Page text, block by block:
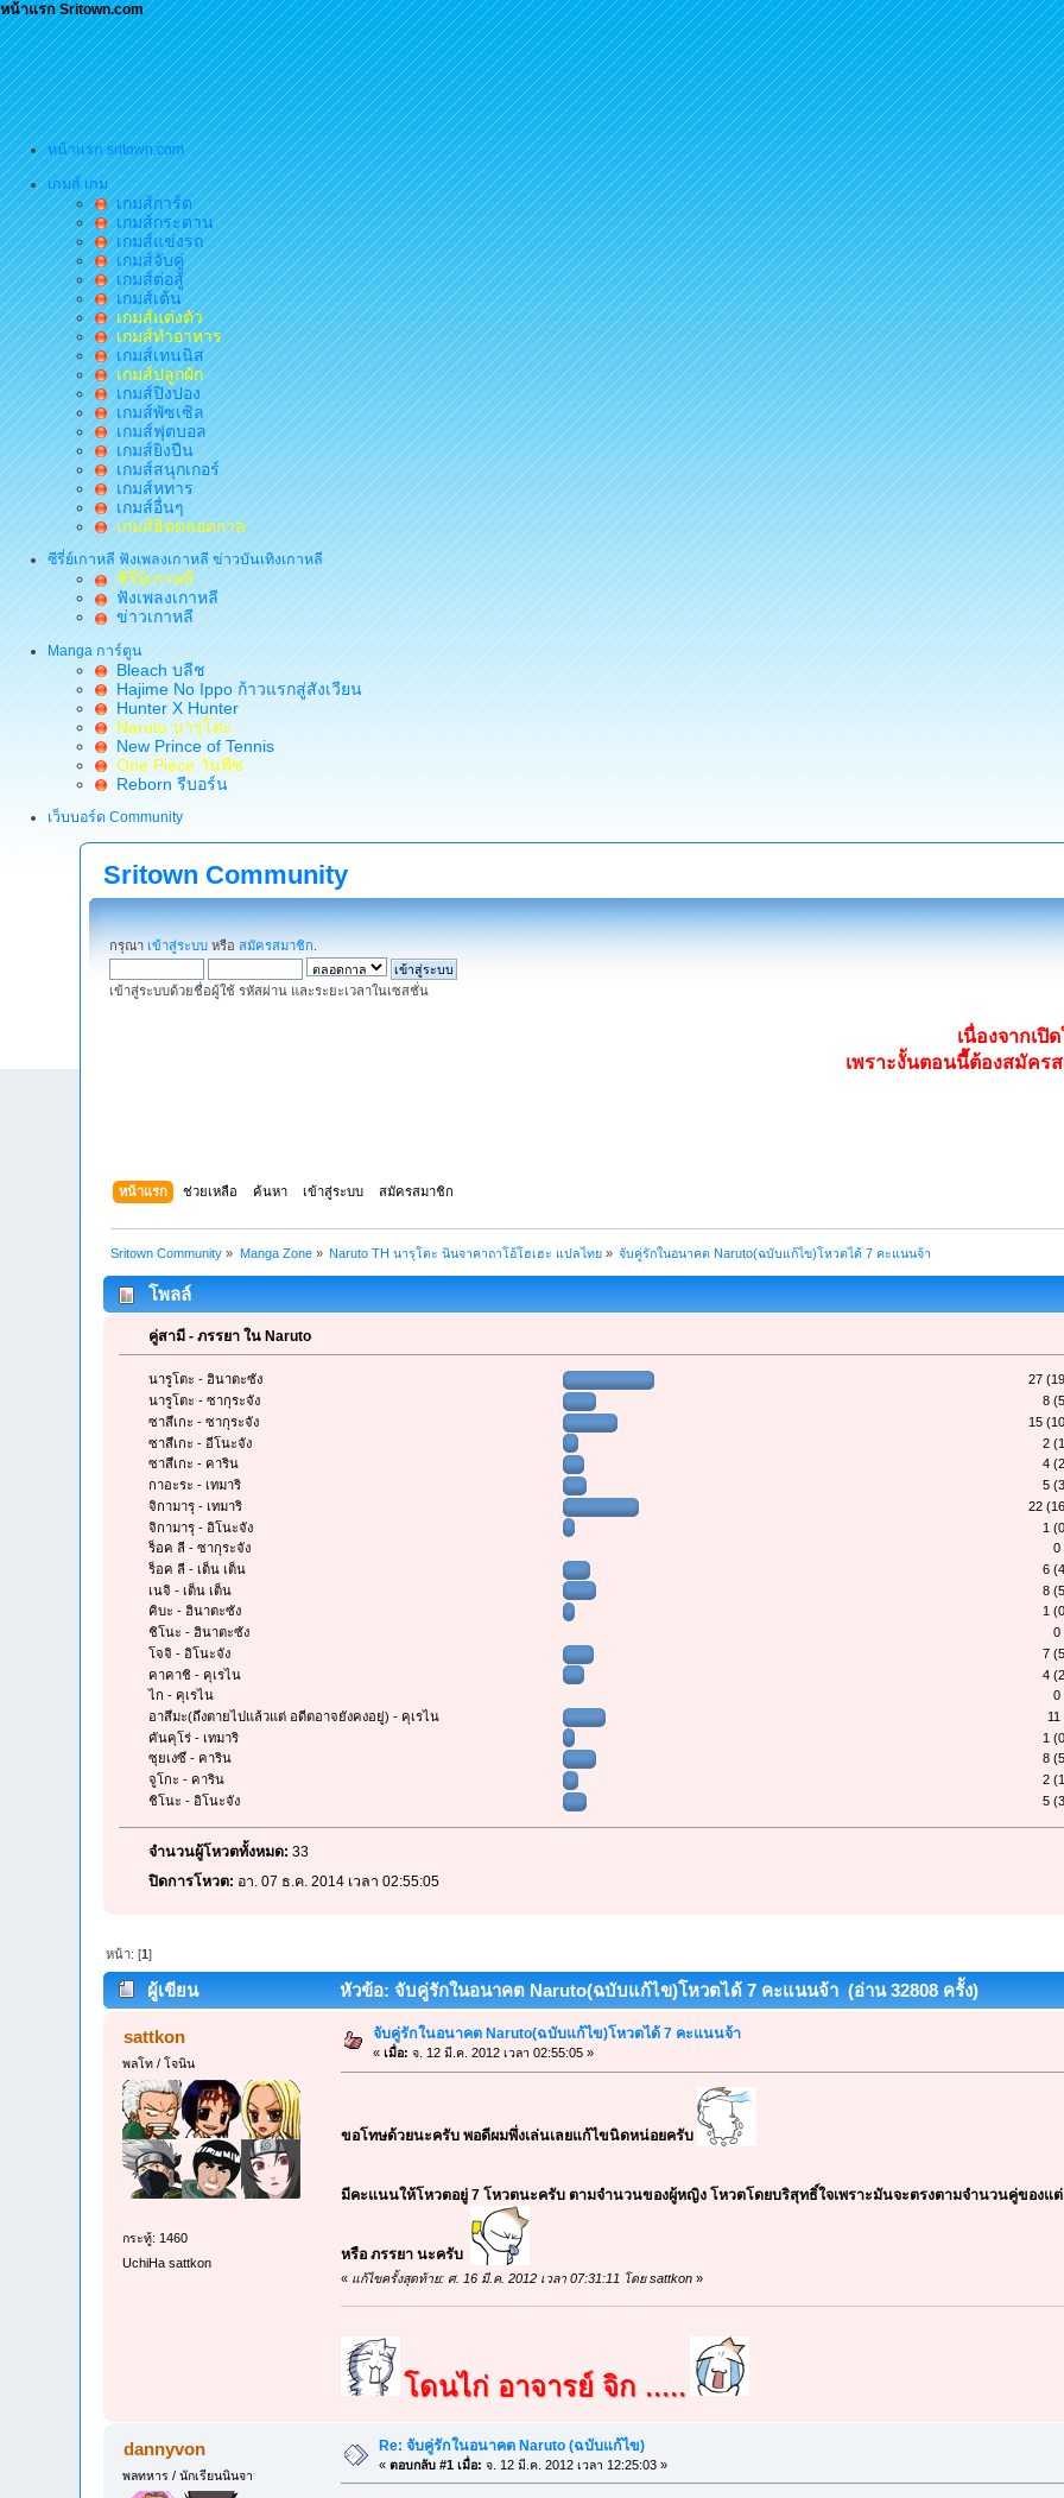
หน้าแรก Sritown.com
หน้าแรก sritown.com
เกมส์ เกม
เกมส์การ์ด
เกมส์กระดาน
เกมส์แข่งรถ
เกมส์จับคู่
เกมส์ต่อสู้
เกมส์เต้น
เกมส์แต่งตัว
เกมส์ทำอาหาร
เกมส์เทนนิส
เกมส์ปลูกผัก
เกมส์ปิงปอง
เกมส์พัซเซิล
เกมส์ฟุตบอล
เกมส์ยิงปืน
เกมส์สนุกเกอร์
เกมส์หทาร
เกมส์อื่นๆ
เกมส์ฮิตตลอดกาล
ซีรี่ย์เกาหลี ฟังเพลงเกาหลี ข่าวบันเทิงเกาหลี
ซีรี่ย์เกาหลี
ฟังเพลงเกาหลี
ข่าวเกาหลี
Manga การ์ตูน
Bleach บลีช
Hajime No Ippo ก้าวแรกสู่สังเวียน
Hunter X Hunter
Naruto นารุโตะ
New Prince of Tennis
One Piece วันพีช
Reborn รีบอร์น
เว็บบอร์ด Community
Sritown Community
กรุณา เข้าสู่ระบบ หรือสมัครสมาชิก
เข้าสู่ระบบด้วยชื่อผู้ใช้ รหัสผ่าน และระยะเวลาในเซสชั่น
เนื่องจากเปิ
เพราะงั้นตอนนี้ต้องสมัค
หน้าแรก ช่วยเหลือ ค้นหา เข้าสู่ระบบ สมัครสมาชิก
Sritown Community » Manga Zone» Naruto TH นารุโตะ นินจาคาถาโอ้โฮเฮะ แปลไทย » จับคู่รักในอนาคต Naruto(ฉบับแก้ไข)โหวตได้ 7 คะแนนจ้า
โพลล์
คู่สามี - ภรรยา ใน Naruto
นารูโตะ - ฮินาตะซัง
27
นารูโตะ - ซากุระจัง
8
ซาสึเกะ - ซากุระจัง
15
ซาสึเกะ - อีโนะจัง
2
ซาสึเกะ - คาริน
4
กาอะระ - เทมาริ
5
จิกามารุ - เทมาริ
22
จิกามารุ - อิโนะจัง
1
ร็อค ลี - ซากุระจัง
0
ร็อค ลี - เต็น เต็น
6
เนจิ - เต็น เต็น
8
คิบะ - ฮินาตะซัง
1
ชิโนะ - ฮินาตะซัง
0
โจจิ - อิโนะจัง
7
คาคาชิ - คุเรไน
4
ไก - คุเรไน
0
อาสึมะ(ถึงตายไปแล้วแต่ อดีตอาจยังคงอยู่) - คุเรไน
คันคุโร่ - เทมาริ
1
ซุยเงซึ - คาริน
8
จูโกะ - คาริน
2
ชิโนะ - อิโนะจัง
5
จำนวนผู้โหวตทั้งหมด: 33
ปิดการโหวต: อา. 07 ธ.ค. 2014 เวลา 02:55:05
หน้า: [1]
ผู้เขียน หัวข้อ: จับคู่รักในอนาคต Naruto(ฉบับแก้ไข)โหวตได้ 7 คะแนนจ้า (อ่าน 32808 ครั้ง)
sattkon
พลโท / โจนิน
กระทู้: 1460
UchiHa sattkon
จับคู่รักในอนาคต Naruto(ฉบับแก้ไข)โหวตได้ 7 คะแนนจ้า
«เมื่อ: จ. 12 มี.ค. 2012 เวลา 02:55:05 »
ขอโทษด้วยนะครับ พอดีผมพึ่งเล่นเลยแก้ไขนิดหน่อยครับ
มีคะแนนให้โหวตอยู่ 7 โหวตนะครับ ตามจำนวนของผู้หญิง โหวตโดยบริสุทธิ์ใจเพราะมันจะตรงตามจำนวนคู่ของแ
หรือ ภรรยา นะครับ
« แก้ไขครั้งสุดท้าย: ศ. 16 มี.ค. 2012 เวลา 07:31:11 โดย sattkon»
โดนไก่ อาจารย์ จิก .....
dannyvon
พลทหาร / นักเรียนนินจา
Re: จับคู่รักในอนาคต Naruto (ฉบับแก้ไข)
«ตอบกลับ #1 เมื่อ: จ. 12 มี.ค. 2012 เวลา 12:25:03 »